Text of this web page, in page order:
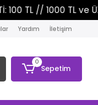
TL // 1000 TL ve
Yardım İletişim
0
Sepetim